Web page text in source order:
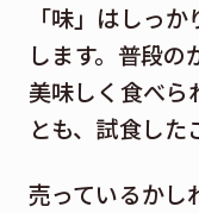
「味」はしっ
します。普段
美味しく食べら
とも、試食した
売っているかし